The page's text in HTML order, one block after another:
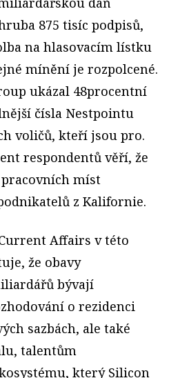
875 tisíc podpisů,
na hlasovacím lístku
mínění je rozpolcené.
ukázal 48procentní
čísla Nestpointu
voličů, kteří jsou pro.
respondentů věří, že
míst
z Kalifornie.
Affairs v této
že obavy
bývají
o rezidenci
sazbách, ale také
talentům
který Silicon